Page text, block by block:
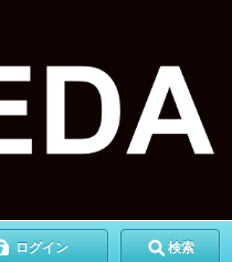
ログイン 検索